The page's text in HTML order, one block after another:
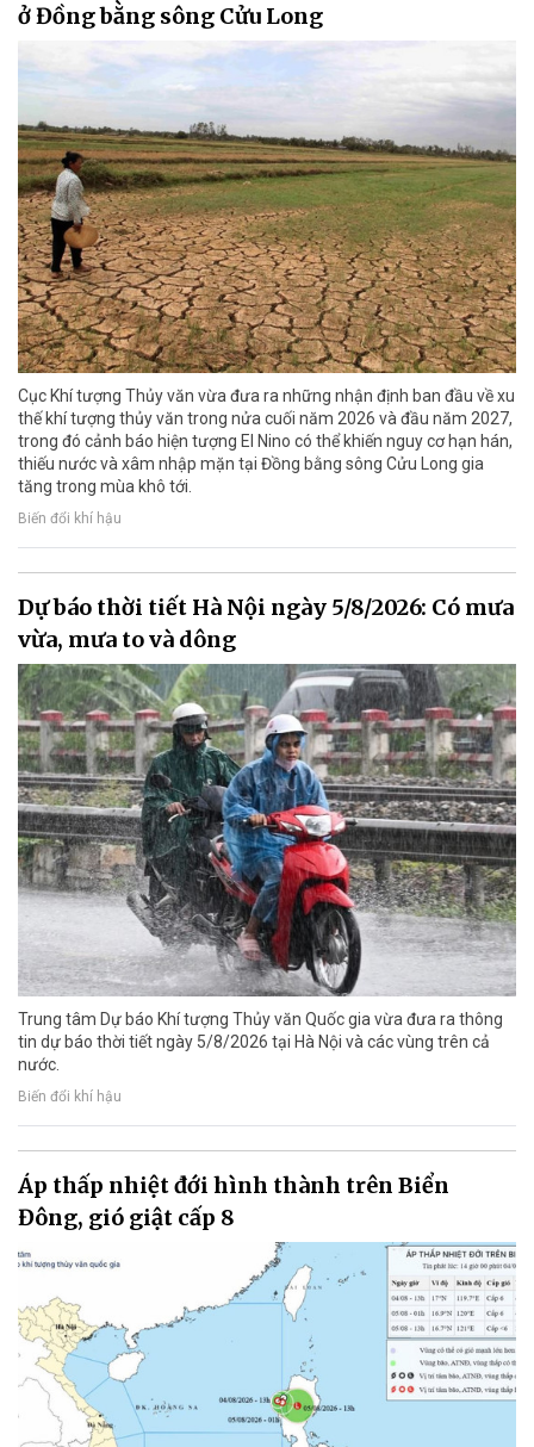
ở Đồng bằng sông Cửu Long
Cục Khí tượng Thủy văn vừa đưa ra những nhận định ban đầu về xu
thế khí tượng thủy văn trong nửa cuối năm 2026 và đầu năm 2027,
trong đó cảnh báo hiện tượng El Nino có thể khiến nguy cơ hạn hán,
thiếu nước và xâm nhập mặn tại Đồng bằng sông Cửu Long gia
tăng trong mùa khô tới.
Biến đổi khí hậu
Dự báo thời tiết Hà Nội ngày 5/8/2026: Có mưa
vừa, mưa to và dông
Trung tâm Dự báo Khí tượng Thủy văn Quốc gia vừa đưa ra thông
tin dự báo thời tiết ngày 5/8/2026 tại Hà Nội và các vùng trên cả
nước.
Biến đổi khí hậu
Áp thấp nhiệt đới hình thành trên Biển
Đông, gió giật cấp 8